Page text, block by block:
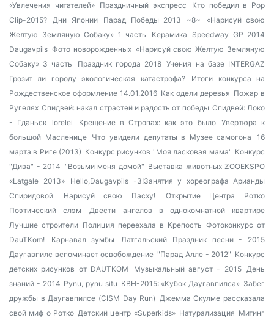
«Увлечения читателей»
Праздничный экспресс
Кто победил в Pop
Clip-2015?
Дни Японии Парад Победы 2013 ~8~
«Нарисуй свою
Желтую Земляную Собаку» 1 часть
Керамика
Speedway GP 2014
Daugavpils Фото новорожденных «Нарисуй свою Желтую Земляную
Собаку» 3 часть
Праздник города 2018 Учения на базе INTERGAZ
Грозит ли городу экологическая катастрофа?
Итоги конкурса на
Рождественское оформление 14.01.2016 Как одели деревья Пожар в
Ругелях Спидвей: накал страстей и радость от победы Спидвей: Локо
- Гданьск
lorelei Крещение в Стропах: как это было
Увертюра к
большой Масленице
Что увидели депутаты в Музее самогона
16
марта в Риге (2013) Конкурс рисунков "Моя ласковая мама" Конкурс
"Дива" - 2014 "Возьми меня домой" Выставка животных ZOOEKSPO
«Latgale 2013»
Hello,Daugavpils -3!Занятия у хореографа Арианды
Спиридовой
Нарисуй свою Пасху!
Открытие Центра Ротко
Поэтический слэм
Двести ангелов в однокомнатной квартире
Лучшие строители Полиция переехала в Крепость Фотоконкурс от
DauTKom!
Карнавал зумбы
Латгальский Праздник песни - 2015
Даугавпилс вспоминает освобождение "Парад Алле - 2012" Конкурс
детских рисунков от DAUTKOM
Музыкальный август - 2015 День
знаний - 2014 Pynu, pynu situ КВН-2015: «Кубок Даугавпилса» Забег
дружбы в Даугавпилсе (CISM Day Run) Джемма Скулме рассказала
свой миф о Ротко Детский центр «Superkids» Натурализация Митинг